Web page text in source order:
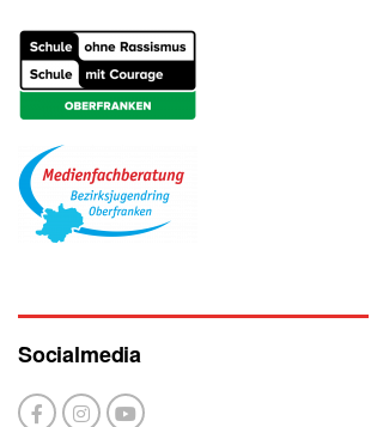
Socialmedia